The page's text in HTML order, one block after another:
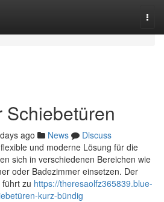
Schiebetüren
ago News
Discuss
und moderne Lösung für die
sich in verschiedenen Bereichen wie
oder Badezimmer einsetzen. Der
zu https://theresaolfz365839.blue-
kurz-bündig